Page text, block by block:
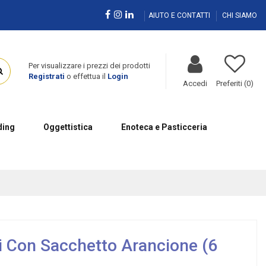
AIUTO E CONTATTI CHI SIAMO
Per visualizzare i prezzi dei prodotti
Registrati o effettua il Login
Accedi Preferiti (0)
Oggettistica Enoteca e Pasticceria
Sacchetto Arancione (6